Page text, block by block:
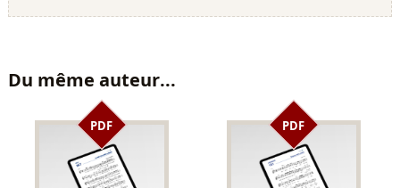
Du même auteur...
PDF PDF